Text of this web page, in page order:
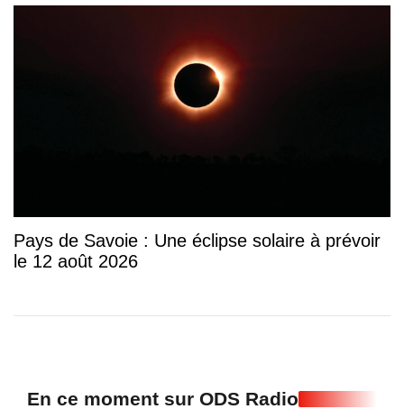
Pays de Savoie : Une éclipse solaire à prévoir
le 12 août 2026
En ce moment sur ODS Radio